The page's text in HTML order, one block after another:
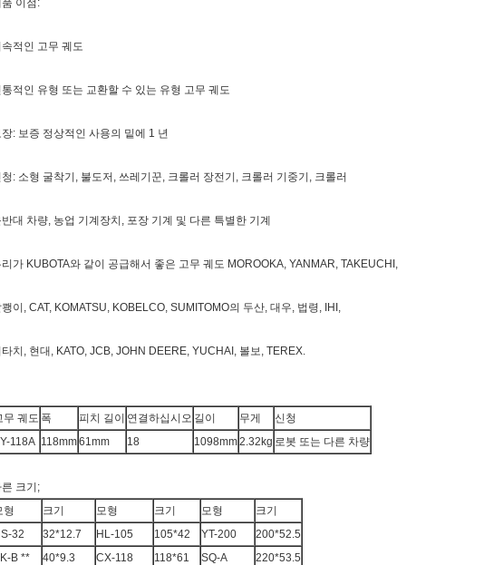
이점:
속적인 고무 궤도
통적인 유형 또는 교환할 수 있는 유형 고무 궤도
장: 보증 정상적인 사용의 밑에 1 년
: 소형 굴착기, 불도저, 쓰레기꾼, 크롤러 장전기, 크롤러 기중기, 크롤러
반대 차량, 농업 기계장치, 포장 기계 및 다른 특별한 기계
리가 KUBOTA와 같이 공급해서 좋은 고무 궤도 MOROOKA, YANMAR, TAKEUCHI,
이, CAT, KOMATSU, KOBELCO, SUMITOMO의 두산, 대우, 법령, IHI,
치, 현대, KATO, JCB, JOHN DEERE, YUCHAI, 볼보, TEREX.
무 궤도 폭 피치 길이 연결하십시오 길이 무게
신청
118A 118mm61mm 18 1098mm2.32kg 로봇 또는 다른 차량
른 크기;
형
크기 모형 크기 모형
크기
32
32*12.7 HL-105 105*42 YT-200
200*52.5
B **
40*9.3 CX-118 118*61 SQ-A
220*53.5